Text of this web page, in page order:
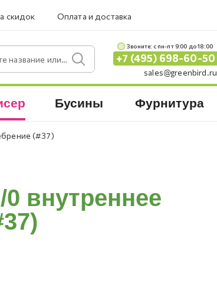
скидок Оплата и доставка
или артикул.
Звоните: c пн-пт 9:00 до 18:00
+7 (495) 698-60-50
sales@greenbird.ru
Бусины Фурнитура
(#37)
внутреннее